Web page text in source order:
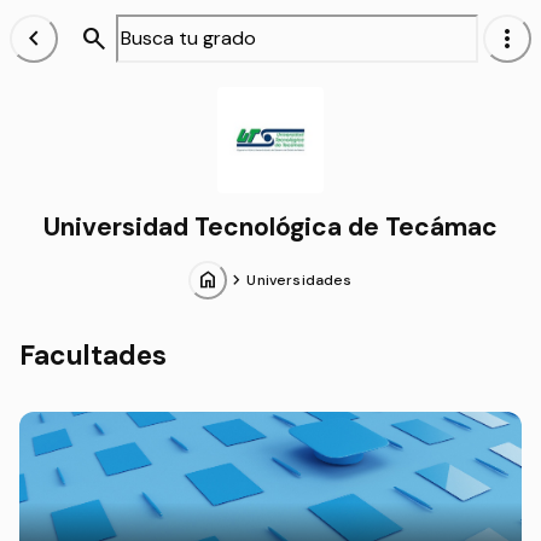
chevron_left search more_vert
Universidad Tecnológica de Tecámac
home chevron_forwardUniversidades
Facultades